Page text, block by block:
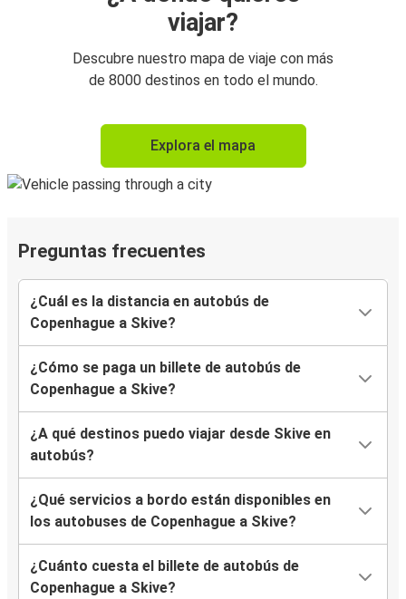
viajar?
Descubre nuestro mapa de viaje con más
de 8000 destinos en todo el mundo.
Explora el mapa
Preguntas frecuentes
¿Cuál es la distancia en autobús de
Copenhague a Skive?
¿Cómo se paga un billete de autobús de
Copenhague a Skive?
¿A qué destinos puedo viajar desde Skive en
autobús?
¿Qué servicios a bordo están disponibles en
los autobuses de Copenhague a Skive?
¿Cuánto cuesta el billete de autobús de
Copenhague a Skive?